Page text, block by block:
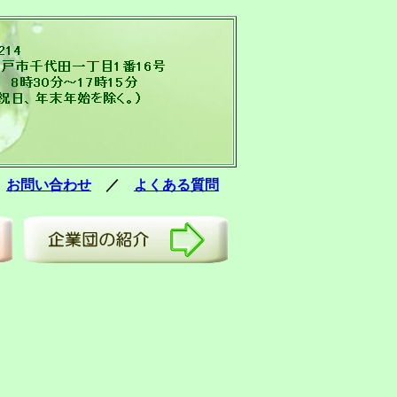
お問い合わせ ／ よくある質問